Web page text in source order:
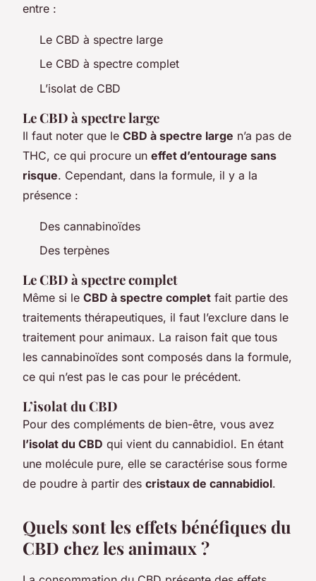
entre :
Le CBD à spectre large
Le CBD à spectre complet
L’isolat de CBD
Le CBD à spectre large
Il faut noter que le CBD à spectre large n’a pas de
THC, ce qui procure un effet d’entourage sans
risque. Cependant, dans la formule, il y a la
présence :
Des cannabinoïdes
Des terpènes
Le CBD à spectre complet
Même si le CBD à spectre complet fait partie des
traitements thérapeutiques, il faut l’exclure dans le
traitement pour animaux. La raison fait que tous
les cannabinoïdes sont composés dans la formule,
ce qui n’est pas le cas pour le précédent.
L’isolat du CBD
Pour des compléments de bien-être, vous avez
l’isolat du CBD qui vient du cannabidiol. En étant
une molécule pure, elle se caractérise sous forme
de poudre à partir des cristaux de cannabidiol.
Quels sont les effets bénéfiques du
CBD chez les animaux ?